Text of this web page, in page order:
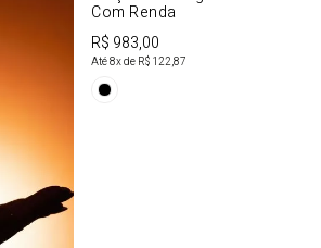
Com Renda
R$ 983,00
Até8x de R$ 122,87